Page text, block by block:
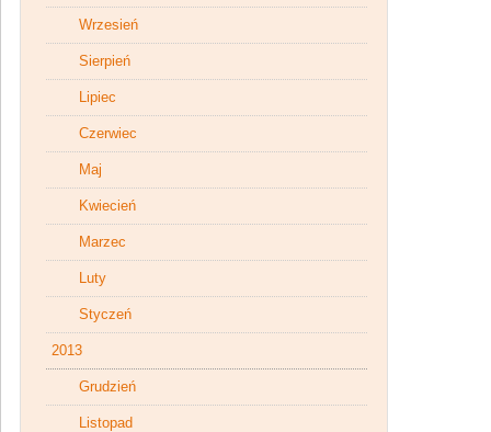
Wrzesień
Sierpień
Lipiec
Czerwiec
Maj
Kwiecień
Marzec
Luty
Styczeń
2013
Grudzień
Listopad